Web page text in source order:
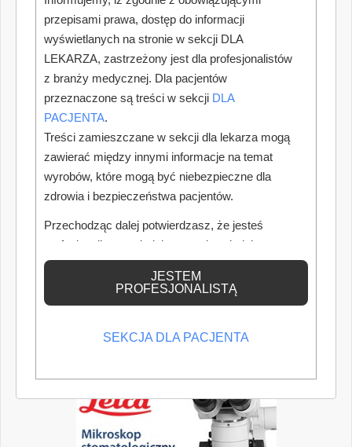
przepisami prawa, dostęp do informacji
wyświetlanych na stronie w sekcji DLA
LEKARZA, zastrzeżony jest dla profesjonalistów
z branży medycznej. Dla pacjentów
przeznaczone są treści w sekcji DLA
PACJENTA.
Treści zamieszczane w sekcji dla lekarza mogą
zawierać między innymi informacje na temat
wyrobów, które mogą być niebezpieczne dla
zdrowia i bezpieczeństwa pacjentów.
Przechodząc dalej potwierdzasz, że jesteś
profesjonalistą posiadającym odpowiednią
wiedzę medyczną.
JESTEM
PROFESJONALISTĄ
SEKCJA DLA PACJENTA